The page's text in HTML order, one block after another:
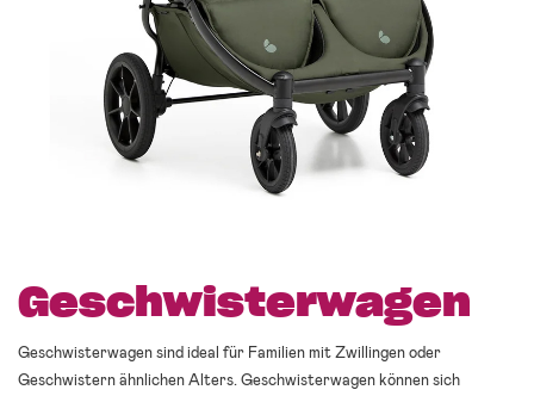
Geschwisterwagen
Geschwisterwagen sind ideal für Familien mit Zwillingen oder
Geschwistern ähnlichen Alters. Geschwisterwagen können sich